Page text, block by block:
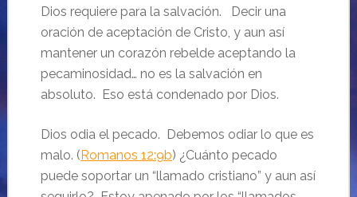
Dios requiere para la salvación. Decir una
oración de aceptación de Cristo, y aun así
mantener un corazón rebelde aceptando la
pecaminosidad… no es la salvación en
absoluto. Eso está condenado por Dios.
Dios odia el pecado. Debemos odiar lo que es
malo. ( Romanos 12:9b) ¿Cuánto pecado
puede soportar un “llamado cristiano” y aun así